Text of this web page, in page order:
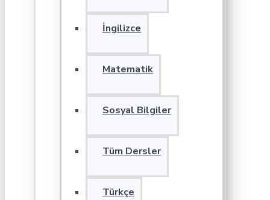
İngilizce
Matematik
Sosyal Bilgiler
Tüm Dersler
Türkçe